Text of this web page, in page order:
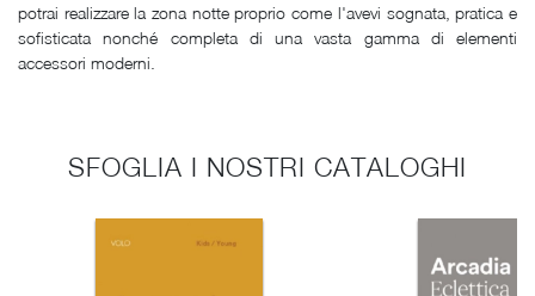
potrai realizzare la zona notte proprio come l'avevi sognata, pratica e
sofisticata nonché completa di una vasta gamma di elementi
accessori moderni.
SFOGLIA I NOSTRI CATALOGHI